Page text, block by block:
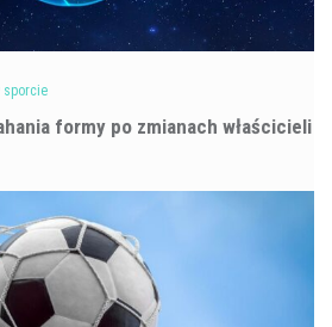
sporcie
formy po zmianach właścicieli